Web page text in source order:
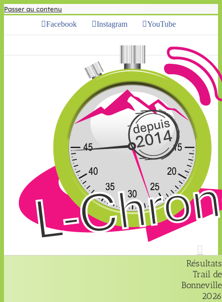
Passer au contenu
Facebook Instagram YouTube
Résultats
Trail de
Bonneville
2026